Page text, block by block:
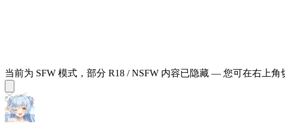
当前为 SFW 模式，部分 R18 / NSFW 内容已隐藏 — 您可在右上